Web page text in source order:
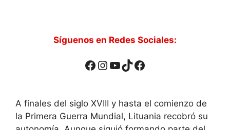
Síguenos en Redes Sociales:
Facebook
Instagram
YouTube
TikTok
Facebook
A finales del siglo XVIII y hasta el comienzo de
la Primera Guerra Mundial, Lituania recobró su